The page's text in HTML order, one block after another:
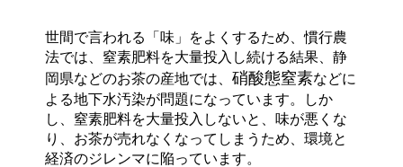
世間で言われる「味」をよくするため、慣行農
法では、窒素肥料を大量投入し続ける結果、静
岡県などのお茶の産地では、 硝酸態窒素などに
よる地下水汚染が問題になっています。しか
し、窒素肥料を大量投入しないと、味が悪くな
り、お茶が売れなくなってしまうため、環境と
経済のジレンマに陥っています。